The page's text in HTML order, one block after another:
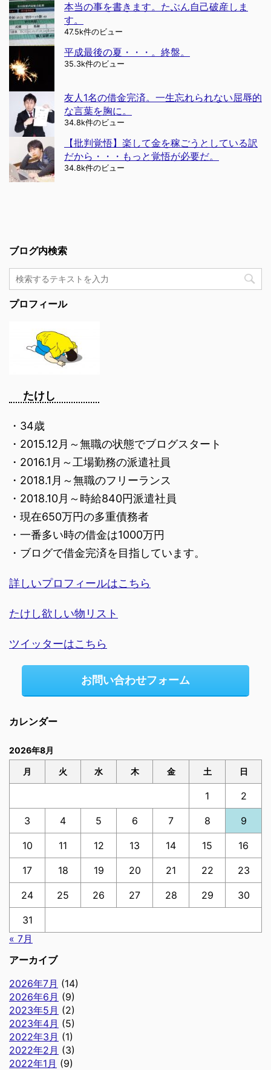
本当の事を書きます。たぶん自己破産しま
す。
47.5k件のビュー
平成最後の夏・・・。終盤。
35.3k件のビュー
友人1名の借金完済。一生忘れられない屈辱的
な言葉を胸に。
34.8k件のビュー
【批判覚悟】楽して金を稼ごうとしている訳
だから・・・もっと覚悟が必要だ。
34.8k件のビュー
ブログ内検索
プロフィール
たけし
・34歳
・2015.12月～無職の状態でブログスタート
・2016.1月～工場勤務の派遣社員
・2018.1月～無職のフリーランス
・2018.10月～時給840円派遣社員
・現在650万円の多重債務者
・一番多い時の借金は1000万円
・ブログで借金完済を目指しています。
詳しいプロフィールはこちら
たけし欲しい物リスト
ツイッターはこちら
お問い合わせフォーム
カレンダー
2026年8月
月 火 水 木 金 土 日
1 2
3 4 5 6 7 8 9
10 11 12 13 14 15 16
17 18 19 20 21 22 23
24 25 26 27 28 29 30
31
« 7月
アーカイブ
2026年7月 (14)
2026年6月 (9)
2023年5月 (2)
2023年4月 (5)
2022年3月 (1)
2022年2月 (3)
2022年1月 (9)